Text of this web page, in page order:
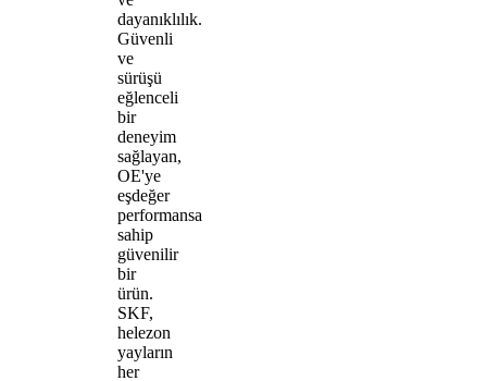
dayanıklılık.
Güvenli
ve
sürüşü
eğlenceli
bir
deneyim
sağlayan,
OE'ye
eşdeğer
performansa
sahip
güvenilir
bir
ürün.
SKF,
helezon
yayların
her